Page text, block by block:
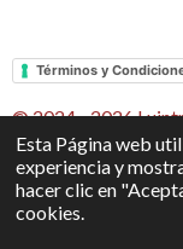
Esta Página web
experiencia y
hacer clic en
cookies.
Términos y
© 2024 - 2026
Con la tecnología de